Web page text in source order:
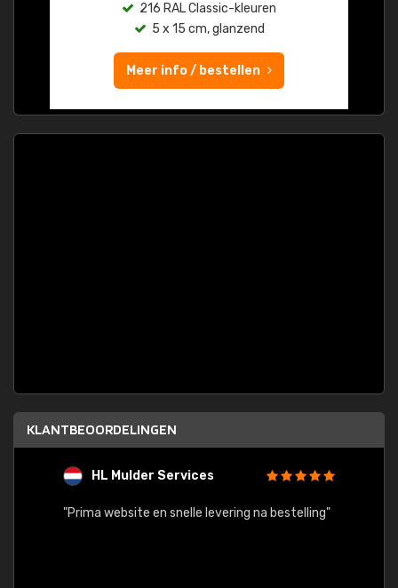
216 RAL Classic-kleuren
5 x 15 cm, glanzend
Meer info / bestellen
KLANTBEOORDELINGEN
HL Mulder Services
"Prima website en snelle levering na bestelling"